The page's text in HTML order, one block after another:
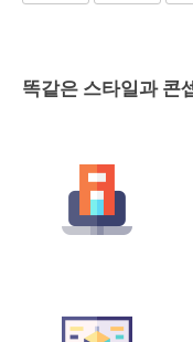
똑같은 스타일과 콘